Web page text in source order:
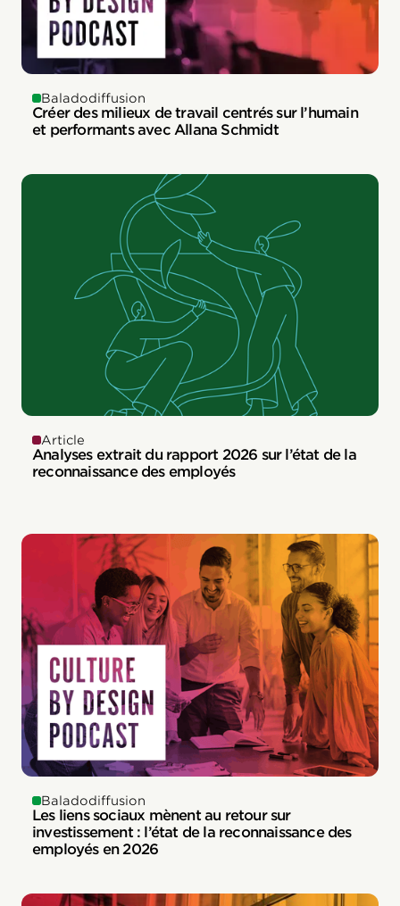
Baladodiffusion
Créer des milieux de travail centrés sur l’humain
et performants avec Allana Schmidt
Article
Analyses extrait du rapport 2026 sur l’état de la
reconnaissance des employés
Baladodiffusion
Les liens sociaux mènent au retour sur
investissement : l’état de la reconnaissance des
employés en 2026